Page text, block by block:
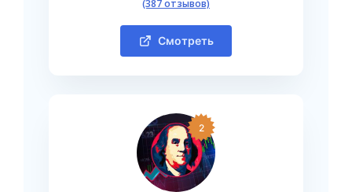
(387 отзывов)
Смотреть
2